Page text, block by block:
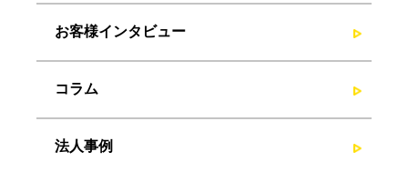
お客様インタビュー
コラム
法人事例